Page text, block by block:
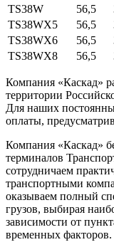
TS38W
56,5
TS38WX5
56,5
TS38WX6
56,5
TS38WX8
56,5
Компания «Каскад»
территории
Для наших
оплаты,
Компания «Каскад»
терминалов
сотрудничаем
транспортными
оказываем полный
грузов, выбирая
зависимости от
временных факторов.